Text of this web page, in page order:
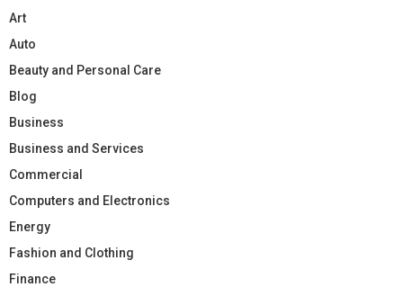
Art
Auto
Beauty and Personal Care
Blog
Business
Business and Services
Commercial
Computers and Electronics
Energy
Fashion and Clothing
Finance